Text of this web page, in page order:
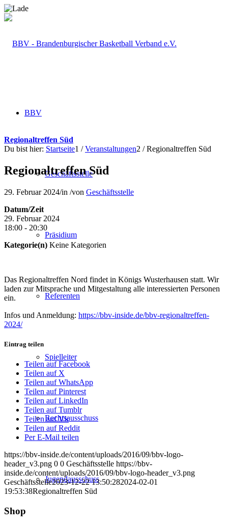
BBV
Geschäftsstelle
Präsidium
Referenten
Spielleiter
Rechtsausschuss
Jugendausschuss
Regionaltreffen Süd
Du bist hier: Startseite1 / Veranstaltungen2 / Regionaltreffen Süd
Regionaltreffen Süd
29. Februar 2024/in /von Geschäftsstelle
Datum/Zeit
29. Februar 2024
18:00 - 20:30
Kategorie(n) Keine Kategorien
Das Regionaltreffen Nord findet in Königs Wusterhausen statt. Wir
laden zur Mitsprache und Mitgestaltung alle interessierten Personen
ein.
Infos und Anmeldung: https://bbv-inside.de/bbv-regionaltreffen-
2024/
Eintrag teilen
Teilen auf Facebook
Teilen auf X
Teilen auf WhatsApp
Teilen auf Pinterest
Teilen auf LinkedIn
Teilen auf Tumblr
Teilen auf Vk
Teilen auf Reddit
Per E-Mail teilen
https://bbv-inside.de/content/uploads/2016/09/bbv-logo-
header_v3.png 0 0 Geschäftsstelle https://bbv-
inside.de/content/uploads/2016/09/bbv-logo-header_v3.png
Geschäftsstelle2023-12-22 13:50:282024-02-01
19:53:38Regionaltreffen Süd
Shop